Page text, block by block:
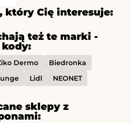
który Cię interesuje:
też te marki -
Dermo
Biedronka
Lidl
NEONET
sklepy z